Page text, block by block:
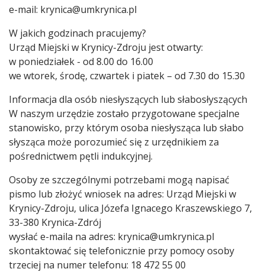
e-mail: krynica@umkrynica.pl
W jakich godzinach pracujemy?
Urząd Miejski w Krynicy-Zdroju jest otwarty:
w poniedziałek - od 8.00 do 16.00
we wtorek, środę, czwartek i piatek – od 7.30 do 15.30
Informacja dla osób niesłyszących lub słabosłyszących
W naszym urzędzie zostało przygotowane specjalne
stanowisko, przy którym osoba niesłysząca lub słabo
słysząca może porozumieć się z urzędnikiem za
pośrednictwem pętli indukcyjnej.
Osoby ze szczególnymi potrzebami mogą napisać
pismo lub złożyć wniosek na adres: Urząd Miejski w
Krynicy-Zdroju, ulica Józefa Ignacego Kraszewskiego 7,
33-380 Krynica-Zdrój
wysłać e-maila na adres: krynica@umkrynica.pl
skontaktować się telefonicznie przy pomocy osoby
trzeciej na numer telefonu: 18 472 55 00